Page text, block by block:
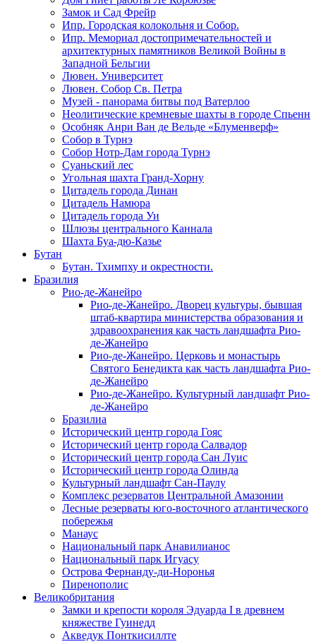
Замок и Сад Фрейр
Ипр. Городская колокольня и Собор.
Ипр. Мемориал достопримечательностей и
архитектурных памятников Великой Войны в
Западной Бельгии
Лювен. Университет
Лювен. Собор Св. Петра
Музей - панорама битвы под Ватерлоо
Неолитические кремневые шахты в городе Спьенн
Особняк Анри Ван де Вельде «Блуменверф»
Собор в Турнэ
Собор Нотр-Дам города Турнэ
Суаньский лес
Угольная шахта Гранд-Хорну
Цитадель города Динан
Цитадель Намюра
Цитадель города Уи
Шлюзы центрального Каннала
Шахта Буа-дю-Казье
Бутан
Бутан. Тхимпху и окрестности.
Бразилия
Рио-де-Жанейро
Рио-де-Жанейро. Дворец культуры, бывшая
штаб-квартира министерства образования и
здравоохранения как часть ландшафта Рио-
де-Жанейро
Рио-де-Жанейро. Церковь и монастырь
Святого Бенедикта как часть ландшафта Рио-
де-Жанейро
Рио-де-Жанейро. Культурный ландшафт Рио-
де-Жанейро
Бразилиа
Исторический центр города Гояс
Исторический центр города Салвадор
Исторический центр города Сан Луис
Исторический центр города Олинда
Культурный ландшафт Сан-Паулу
Комплекс резерватов Центральной Амазонии
Лесные резерваты юго-восточного атлантического
побережья
Манаус
Национальный парк Анавилианос
Национальный парк Игуасу
Острова Фернанду-ди-Норонья
Пиренополис
Великобритания
Замки и крепости короля Эдуарда I в древнем
княжестве Гуинедд
Акведук Понткисиллте